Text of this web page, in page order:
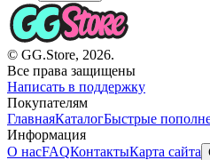
© GG.Store, 2026.
Все права защищены
Написать в поддержку
Покупателям
ГлавнаяКаталогБыстрые
Информация
О насFAQКонтактыКарта сайта